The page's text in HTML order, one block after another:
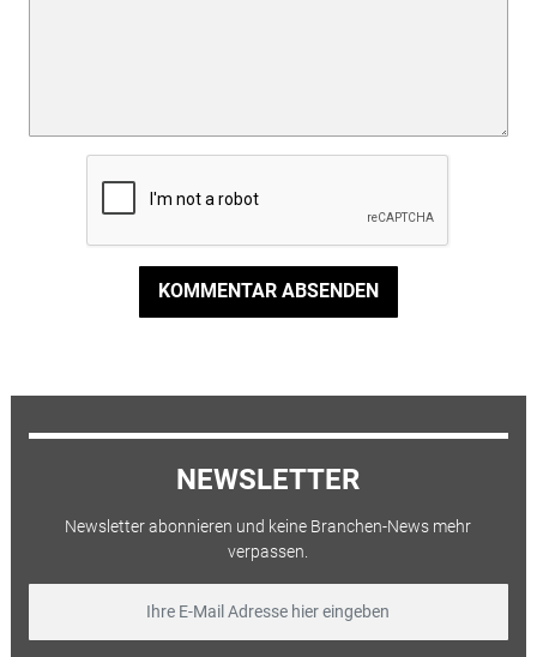
KOMMENTAR ABSENDEN
NEWSLETTER
Newsletter abonnieren und keine Branchen-News mehr
verpassen.